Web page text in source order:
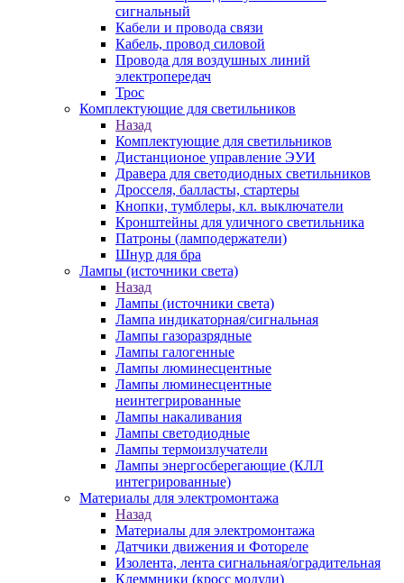
сигнальный
Кабели и провода связи
Кабель, провод силовой
Провода для воздушных линий
электропередач
Трос
Комплектующие для светильников
Назад
Комплектующие для светильников
Дистанционое управление ЭУИ
Дравера для светодиодных светильников
Дросселя, балласты, стартеры
Кнопки, тумблеры, кл. выключатели
Кронштейны для уличного светильника
Патроны (ламподержатели)
Шнур для бра
Лампы (источники света)
Назад
Лампы (источники света)
Лампа индикаторная/сигнальная
Лампы газоразрядные
Лампы галогенные
Лампы люминесцентные
Лампы люминесцентные
неинтегрированные
Лампы накаливания
Лампы светодиодные
Лампы термоизлучатели
Лампы энергосберегающие (КЛЛ
интегрированные)
Материалы для электромонтажа
Назад
Материалы для электромонтажа
Датчики движения и Фотореле
Изолента, лента сигнальная/оградительная
Клеммники (кросс модули)